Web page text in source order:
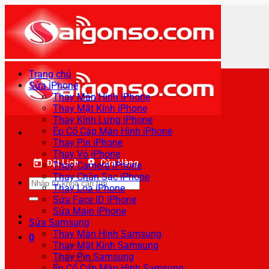
qua
nội
dung
Đặt Lịch Cửa Hàng
Tìm
kiếm:
0
Trang chủ
Sửa iPhone
Thay Màn Hình iPhone
Thay Mặt Kính iPhone
Thay Kính Lưng iPhone
Ép Cổ Cáp Màn Hình iPhone
Thay Pin iPhone
Thay Vỏ iPhone
Thay Camera iPhone
Thay Chân Sạc iPhone
Thay Loa iPhone
Sửa Face ID iPhone
Sửa Main iPhone
Sửa Samsung
Thay Màn Hình Samsung
Thay Mặt Kính Samsung
Thay Pin Samsung